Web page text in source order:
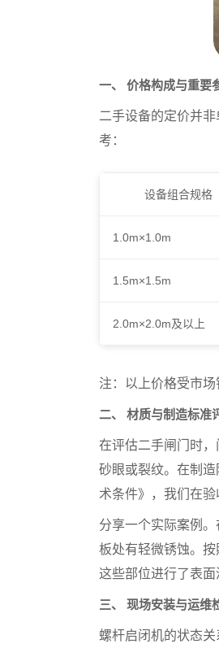
一、 价格构成与重要
二手设备的定价并
考：
设备组合规格
1.0m×1.0m
1.5m×1.5m
2.0m×2.0m及以上
注：以上价格受市
二、 材质与制造标准
在评估二手闸门时
砂眼或裂纹。在制
术条件》，我们在验
分享一个实际案例
板处有轻微锈蚀。
这些部位进行了表
三、 现场安装与运维
螺杆启闭机的状态